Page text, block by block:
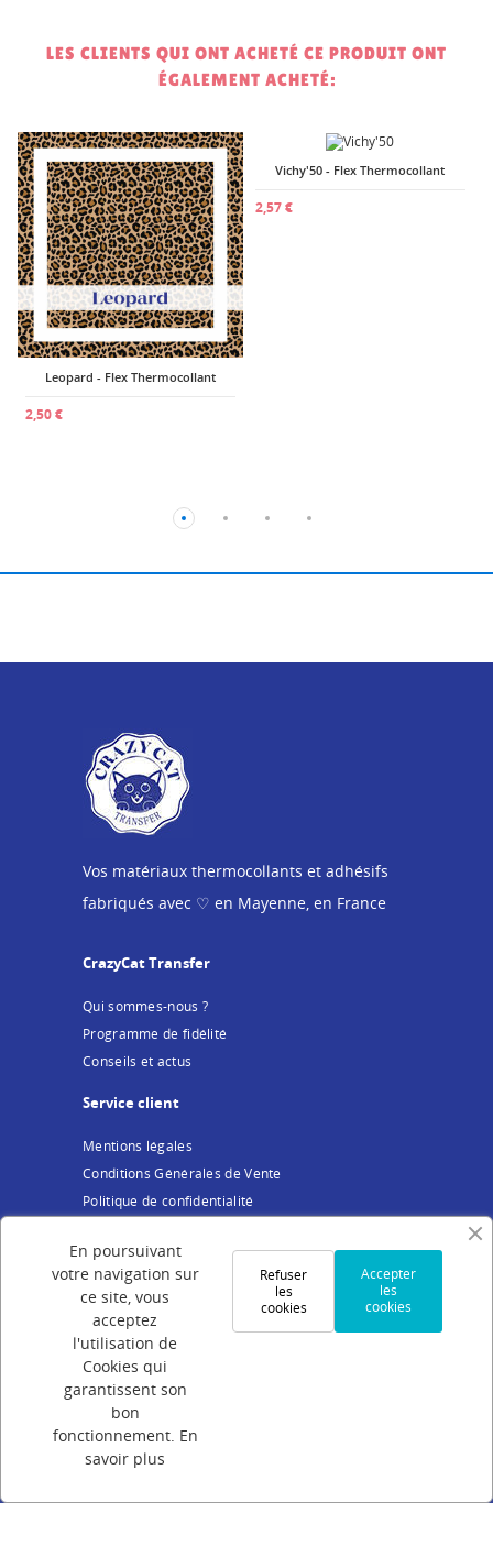
LES CLIENTS QUI ONT ACHETÉ CE PRODUIT ONT
ÉGALEMENT ACHETÉ:
Leopard - Flex Thermocollant
2,50 €
Vichy'50 - Flex Thermocollant
2,57 €
Vos matériaux thermocollants et adhésifs
fabriqués avec ♡ en Mayenne, en France
CrazyCat Transfer
Qui sommes-nous ?
Programme de fidélité
Conseils et actus
Service client
Mentions légales
Conditions Générales de Vente
Politique de confidentialité
Votre compte
Connexion
Création de compte
Suivi de commande
Programme de parrainage
En poursuivant
votre navigation sur
ce site, vous
acceptez
l'utilisation de
Cookies qui
garantissent son
bon
fonctionnement. En
savoir plus
Accepter
les
cookies
Refuser
les
cookies